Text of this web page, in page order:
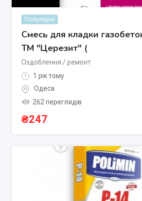
Популярні
Смесь для кладки
ТМ "Церезит" (
Оздоблення / ремонт
1 рік тому
Одеса
262 переглядів
₴247